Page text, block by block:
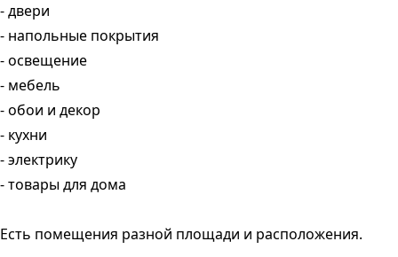
- двери
- напольные покрытия
- освещение
- мебель
- обои и декор
- кухни
- электрику
- товары для дома
Есть помещения разной площади и расположения.